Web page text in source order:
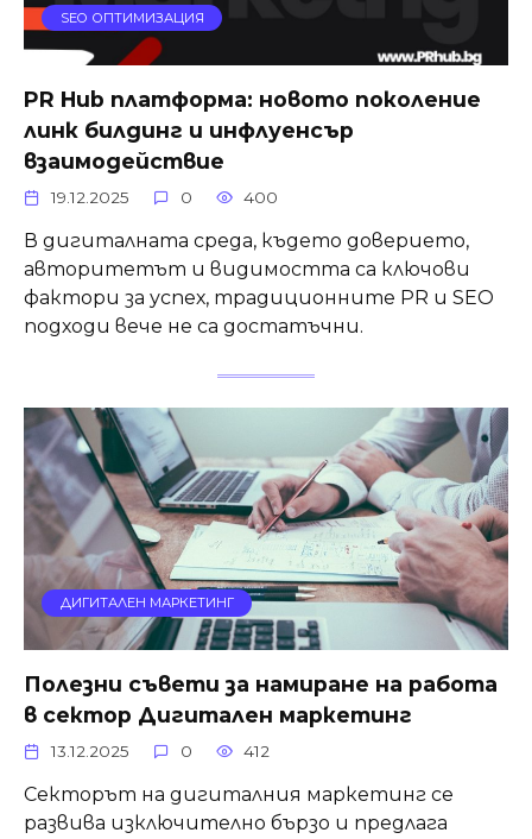
SEO ОПТИМИЗАЦИЯ
PR Hub платформа: новото поколение
линк билдинг и инфлуенсър
взаимодействие
19.12.2025 0 400
В дигиталната среда, където доверието,
авторитетът и видимостта са ключови
фактори за успех, традиционните PR и SEO
подходи вече не са достатъчни.
ДИГИТАЛЕН МАРКЕТИНГ
Полезни съвети за намиране на работа
в сектор Дигитален маркетинг
13.12.2025 0 412
Секторът на дигиталния маркетинг се
развива изключително бързо и предлага